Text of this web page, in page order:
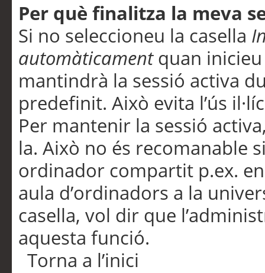
Per què finalitza la meva
Si no seleccioneu la casella
automàticamentquan inicieu
mantindrà la sessió activa
predefinit. Això evita l’ús
Per mantenir la sessió
la. Això no és recomanable
ordinador compartit p.ex.
aula d’ordinadors a la
casella, vol dir que
aquesta funció.
Torna a l’inici